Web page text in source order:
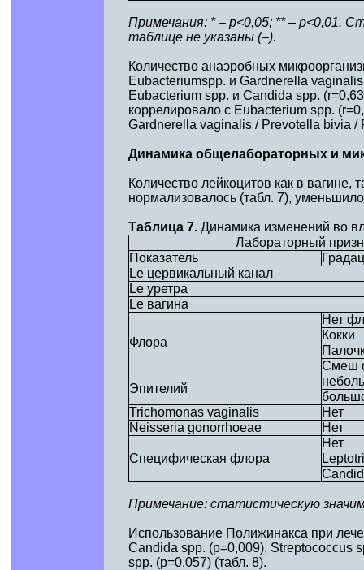
Примечания: * – р<0,05; ** – р<0,01.
таблице не указаны (–).
Количество анаэробных
Eubacteriumspp. и Gardnerella
Eubacterium spp. и Candida spp.
коррелировало с Eubacterium spp.
Gardnerella vaginalis / Prevotella bivia /
Динамика общелабораторных и
Количество лейкоцитов как в
нормализовалось (табл. 7),
Таблица 7. Динамика изменений во
Лабораторный
Показатель
Le цервикальный канал
Le уретра
Le вагина
Флора
Нет
Кокки
Смеш
Эпителий
Trichomonas vaginalis
Нет
Neisseria gonorrhoeae
Нет
Специфическая флора
Нет
Примечание: статистическую
Использование Полижинакса при
Candida spp. (p=0,009),
spp. (p=0,057) (табл. 8).